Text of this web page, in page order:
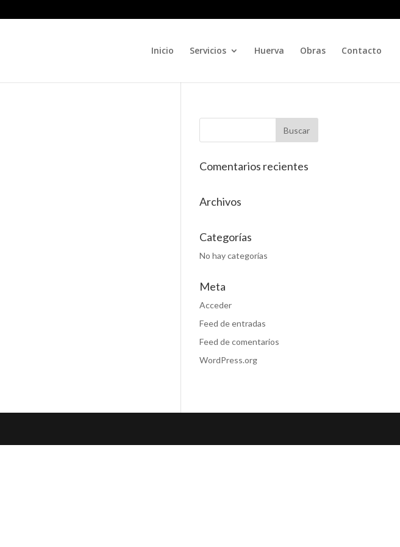
Inicio Servicios Huerva Obras Contacto
Comentarios recientes
Archivos
Categorías
No hay categorías
Meta
Acceder
Feed de entradas
Feed de comentarios
WordPress.org